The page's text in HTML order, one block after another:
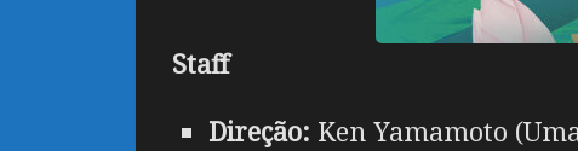
Staff
Direção: Ken Yamamoto